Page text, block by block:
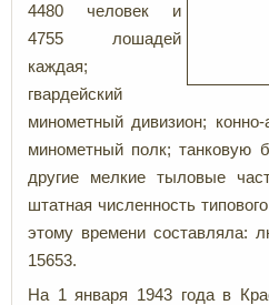
4480 человек и
4755 лошадей
каждая;
гвардейский
минометный дивизион; конно-
минометный полк; танковую
другие мелкие тыловые
штатная численность
этому времени составляла:
15653.
На 1 января 1943 года в